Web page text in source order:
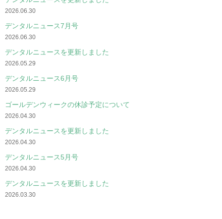
2026.06.30
デンタルニュース7月号
2026.06.30
デンタルニュースを更新しました
2026.05.29
デンタルニュース6月号
2026.05.29
ゴールデンウィークの休診予定について
2026.04.30
デンタルニュースを更新しました
2026.04.30
デンタルニュース5月号
2026.04.30
デンタルニュースを更新しました
2026.03.30